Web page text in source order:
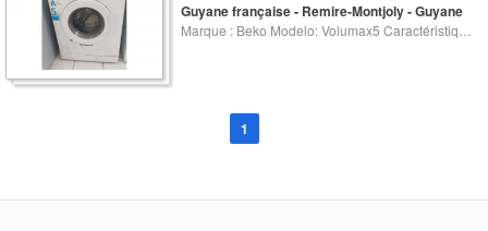
Guyane française- Remire-Montjoly-Guyane
1